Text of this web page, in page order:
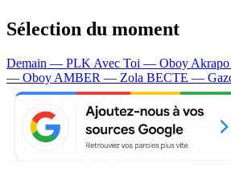
Sélection du moment
Demain — PLK Avec Toi — Oboy
— Oboy AMBER — Zola BECTE —